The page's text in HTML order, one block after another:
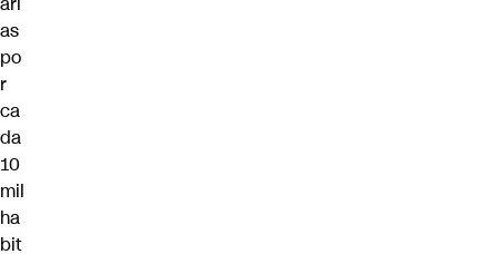
as
po
r
ca
da
10
mil
ha
bit